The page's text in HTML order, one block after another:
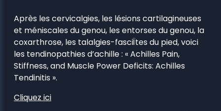
Après les cervicalgies, les lésions cartilagineuses
et méniscales du genou, les entorses du genou, la
coxarthrose, les talalgies-fasciÏtes du pied, voici
les tendinopathies d’achille : « Achilles Pain,
Stiffness, and Muscle Power Deficits: Achilles
Tendinitis ».
Cliquez ici